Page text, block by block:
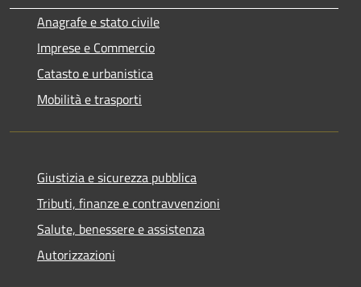
Anagrafe e stato civile
Imprese e Commercio
Catasto e urbanistica
Mobilità e trasporti
Giustizia e sicurezza pubblica
Tributi, finanze e contravvenzioni
Salute, benessere e assistenza
Autorizzazioni